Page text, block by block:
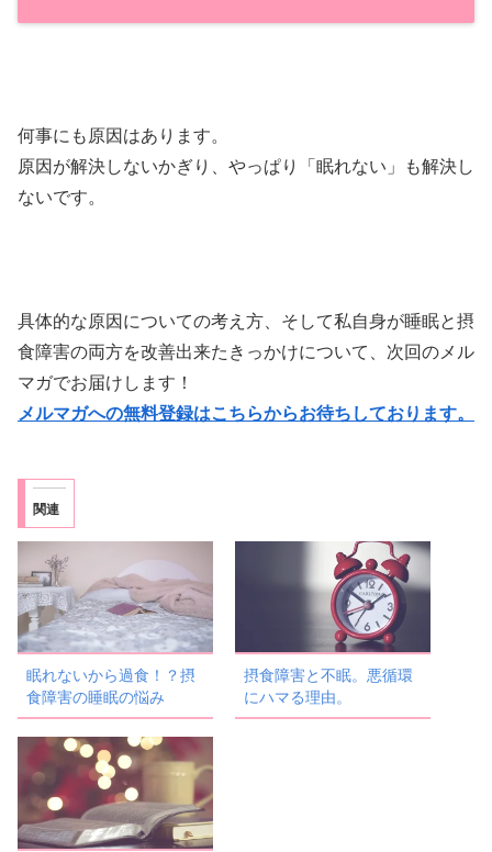
何事にも原因はあります。
原因が解決しないかぎり、やっぱり「眠れない」も解決し
ないです。
具体的な原因についての考え方、そして私自身が睡眠と摂
食障害の両方を改善出来たきっかけについて、次回のメル
マガでお届けします！
メルマガへの無料登録はこちらからお待ちしております。
関連
眠れないから過食！？摂
食障害の睡眠の悩み
摂食障害と不眠。悪循環
にハマる理由。